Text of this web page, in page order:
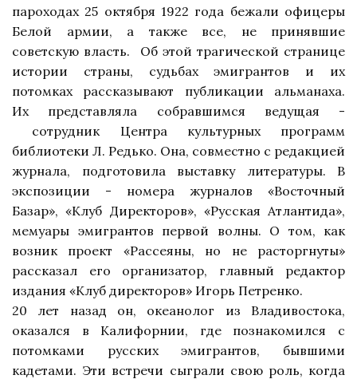
пароходах 25 октября 1922 года бежали офицеры
Белой армии, а также все, не принявшие
советскую власть.
Об этой трагической странице
истории страны, судьбах эмигрантов и их
потомках рассказывают публикации альманаха.
Их
представляла собравшимся
ведущая -
сотрудник Центра культурных программ
библиотеки Л. Редько. Она, совместно с редакцией
журнала, подготовила выставку литературы. В
экспозиции - номера журналов «Восточный
Базар», «Клуб Директоров», «Русская Атлантида»,
мемуары эмигрантов первой волны. О том, как
возник проект «Рассеяны, но не расторгнуты»
рассказал его организатор, главный редактор
издания «Клуб директоров» Игорь Петренко.
20 лет назад он, океанолог из Владивостока,
оказался в Калифорнии, где познакомился с
потомками русских эмигрантов, бывшими
кадетами. Эти встречи сыграли свою роль, когда